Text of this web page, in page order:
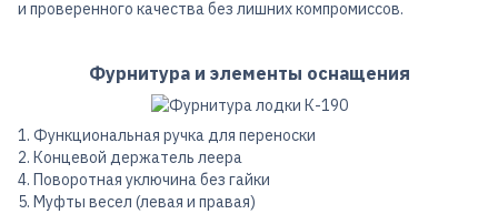
и проверенного качества без лишних компромиссов.
Фурнитура и элементы оснащения
1. Функциональная ручка для переноски
2. Концевой держатель леера
4. Поворотная уключина без гайки
5. Муфты весел (левая и правая)